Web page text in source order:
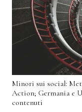
Minori sui social:
Action; Germania e
contenuti